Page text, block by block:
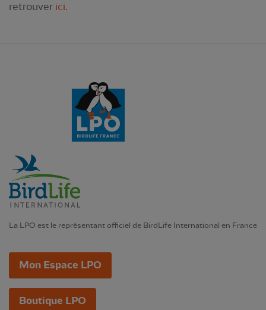
retrouver ici.
La LPO est le représentant officiel de BirdLife International en France
Mon Espace LPO
Boutique LPO